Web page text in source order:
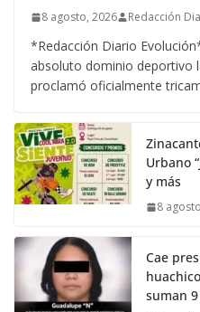
8 agosto, 2026 Redacción
*Redacción Diario
absoluto dominio deportivo
proclamó oficialmente
Urbano
y más
8
Cae
suman